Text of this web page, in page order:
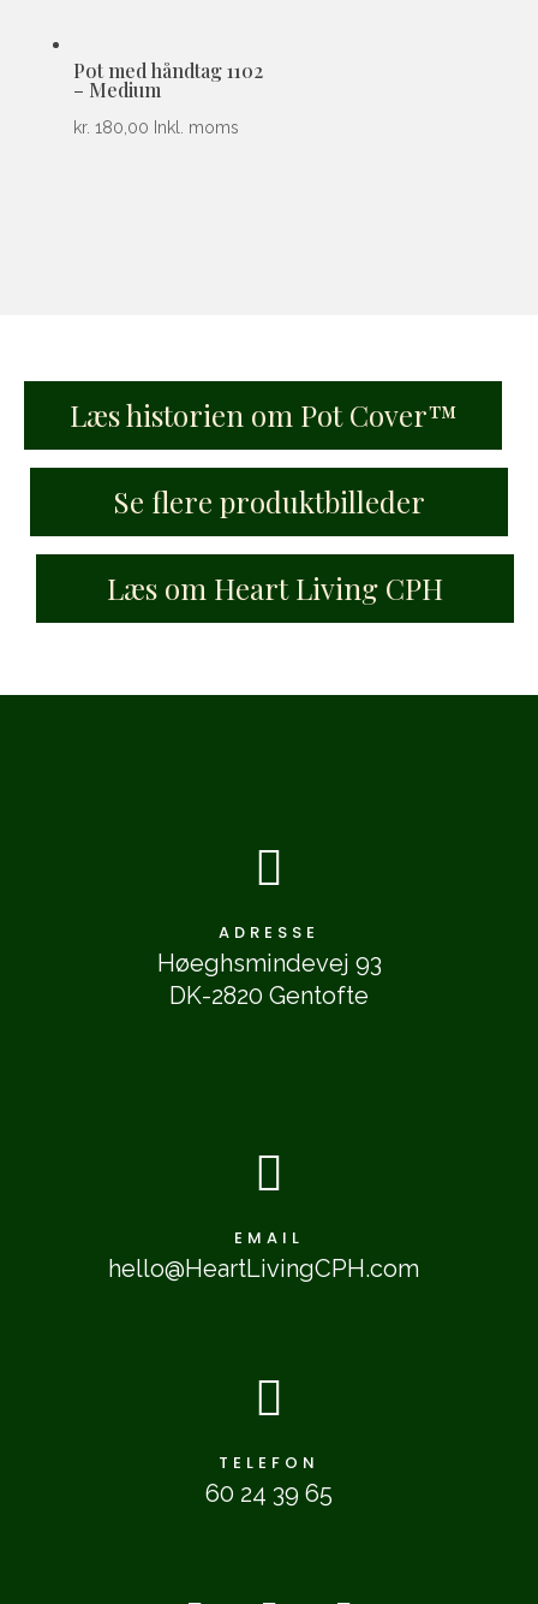
Pot med håndtag 1102
– Medium
kr. 180,00 Inkl. moms
Læs historien om Pot Cover™
Se flere produktbilleder
Læs om Heart Living CPH

ADRESSE
Høeghsmindevej 93
DK-2820 Gentofte

EMAIL
hello@HeartLivingCPH.com

TELEFON
60 24 39 65